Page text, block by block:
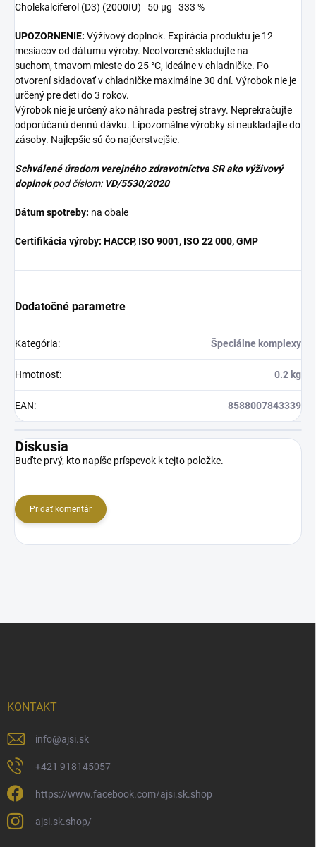
Cholekalciferol (D3) (2000IU) 50 µg 333 %
UPOZORNENIE: Výživový doplnok. Expirácia produktu je 12
mesiacov od dátumu výroby. Neotvorené skladujte na
suchom, tmavom mieste do 25 °C, ideálne v chladničke. Po
otvorení skladovať v chladničke maximálne 30 dní. Výrobok nie je
určený pre deti do 3 rokov.
Výrobok nie je určený ako náhrada pestrej stravy. Neprekračujte
odporúčanú dennú dávku. Lipozomálne výrobky si neukladajte do
zásoby. Najlepšie sú čo najčerstvejšie.
Schválené úradom verejného zdravotníctva SR ako výživový
doplnokpod číslom: VD/5530/2020
Dátum spotreby: na obale
Certifikácia výroby: HACCP, ISO 9001, ISO 22 000, GMP
Dodatočné parametre
Kategória: Špeciálne komplexy
Hmotnosť: 0.2 kg
EAN: 8588007843339
Diskusia
Buďte prvý, kto napíše príspevok k tejto položke.
Pridať komentár
KONTAKT
info@ajsi.sk
+421 918145057
https://www.facebook.com/ajsi.sk.shop
ajsi.sk.shop/